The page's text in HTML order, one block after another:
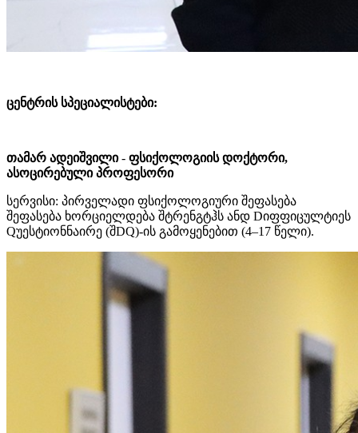
ცენტრის სპეციალისტები:
თამარ ადეიშვილი- ფსიქოლოგიის დოქტორი,
ასოცირებული პროფესორი
სერვისი: პირველადი ფსიქოლოგიური შეფასება
შეფასება ხორციელდება შტრენგტჰს ანდ Dიფფიცულტიეს
Qუესტიონნაირე (შDQ)-ის გამოყენებით (4–17 წელი).